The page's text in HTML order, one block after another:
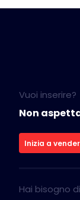
Vuoi inserire?
Non
Inizia a
Hai bisogno